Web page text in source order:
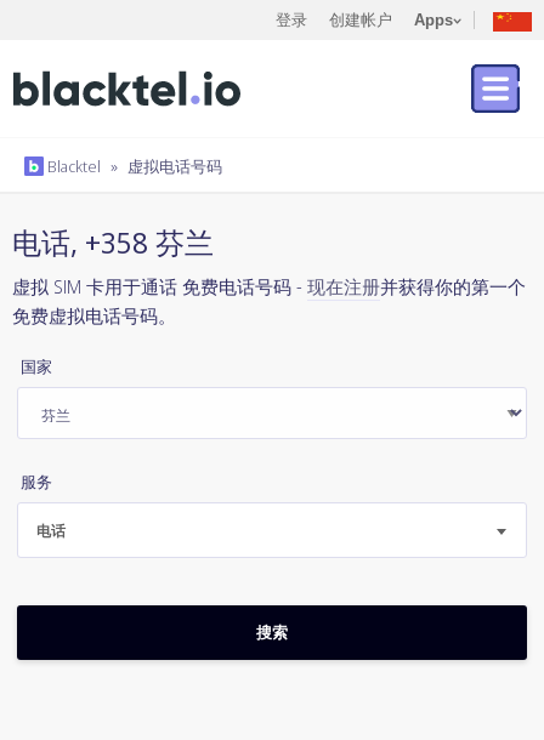
登录 创建帐户 Apps
Blacktel » 虚拟电话号码
电话, +358 芬兰
虚拟 SIM 卡用于通话 免费电话号码 - 现在注册并获得你的第一个
免费虚拟电话号码。
国家
服务
电话